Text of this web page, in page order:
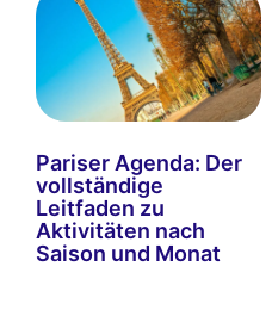
Pariser Agenda: Der
vollständige
Leitfaden zu
Aktivitäten nach
Saison und Monat